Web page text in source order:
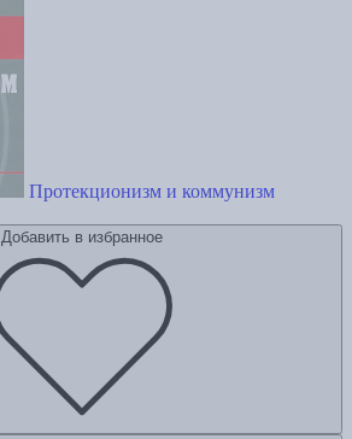
Протекционизм и коммунизм
Добавить в избранное